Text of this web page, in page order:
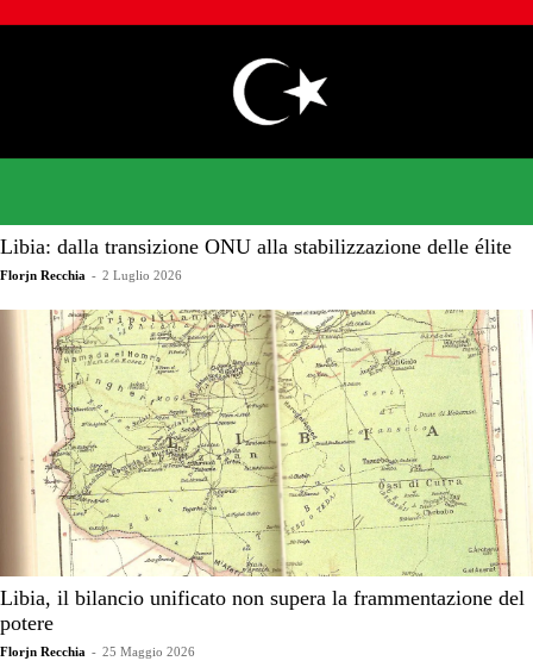
Libia: dalla transizione ONU alla stabilizzazione delle élite
Florjn Recchia - 2 Luglio 2026
Libia, il bilancio unificato non supera la frammentazione del
potere
Florjn Recchia - 25 Maggio 2026